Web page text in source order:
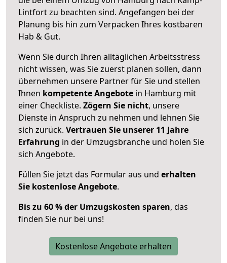
Lintfort zu beachten sind. Angefangen bei der
Planung bis hin zum Verpacken Ihres kostbaren
Hab & Gut.
Wenn Sie durch Ihren alltäglichen Arbeitsstress
nicht wissen, was Sie zuerst planen sollen, dann
übernehmen unsere Partner für Sie und stellen
Ihnen kompetente Angebote in Hamburg mit
einer Checkliste. Zögern Sie nicht, unsere
Dienste in Anspruch zu nehmen und lehnen Sie
sich zurück. Vertrauen Sie unserer 11 Jahre
Erfahrung in der Umzugsbranche und holen Sie
sich Angebote.
Füllen Sie jetzt das Formular aus und erhalten
Sie kostenlose Angebote.
Bis zu 60 % der Umzugskosten sparen, das
finden Sie nur bei uns!
Kostenlose Angebote erhalten